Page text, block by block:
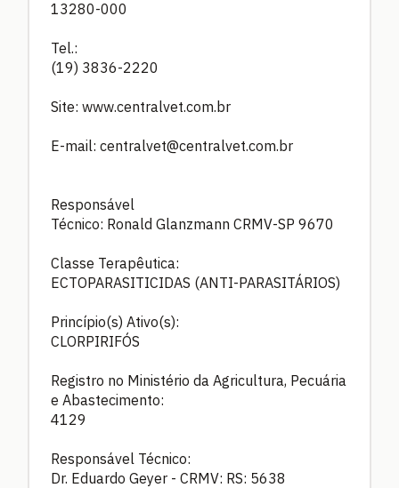
13280-000
Tel.:
(19) 3836-2220
Site: www.centralvet.com.br
E-mail: centralvet@centralvet.com.br
Responsável
Técnico: Ronald Glanzmann CRMV-SP 9670
Classe Terapêutica:
ECTOPARASITICIDAS (ANTI-PARASITÁRIOS)
Princípio(s) Ativo(s):
CLORPIRIFÓS
Registro no Ministério da Agricultura, Pecuária
e Abastecimento:
4129
Responsável Técnico:
Dr. Eduardo Geyer - CRMV: RS: 5638